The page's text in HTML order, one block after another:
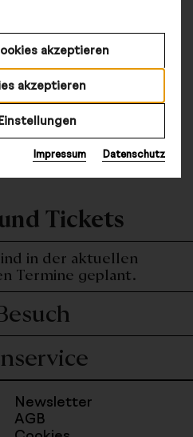
akzeptieren
akzeptieren
Impressum Datenschutz
sorgt für einen
junger
ermöglicht gleichzeitig
schon
und sie in
...
Tickets
in der aktuellen
Termine geplant.
Newsletter
AGB